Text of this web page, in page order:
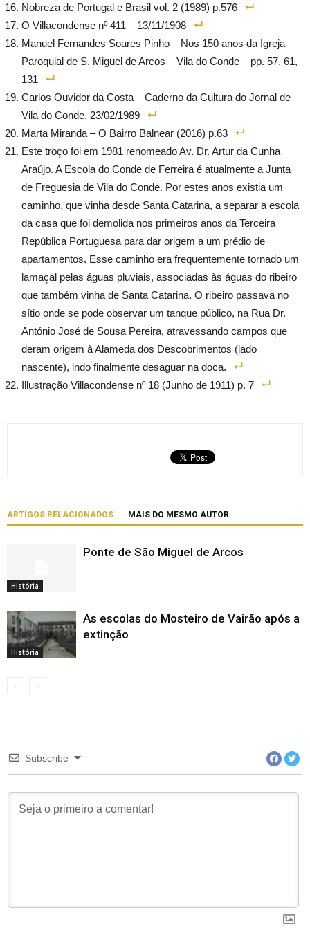
Nobreza de Portugal e Brasil vol. 2 (1989) p.576
O Villacondense nº 411 – 13/11/1908
Manuel Fernandes Soares Pinho – Nos 150 anos da Igreja
Paroquial de S. Miguel de Arcos – Vila do Conde – pp. 57, 61,
131
Carlos Ouvidor da Costa – Caderno da Cultura do Jornal de
Vila do Conde, 23/02/1989
Marta Miranda – O Bairro Balnear (2016) p.63
Este troço foi em 1981 renomeado Av. Dr. Artur da Cunha
Araújo. A Escola do Conde de Ferreira é atualmente a Junta
de Freguesia de Vila do Conde. Por estes anos existia um
caminho, que vinha desde Santa Catarina, a separar a escola
da casa que foi demolida nos primeiros anos da Terceira
República Portuguesa para dar origem a um prédio de
apartamentos. Esse caminho era frequentemente tornado um
lamaçal pelas águas pluviais, associadas às águas do ribeiro
que também vinha de Santa Catarina. O ribeiro passava no
sítio onde se pode observar um tanque público, na Rua Dr.
António José de Sousa Pereira, atravessando campos que
deram origem à Alameda dos Descobrimentos (lado
nascente), indo finalmente desaguar na doca.
Illustração Villacondense nº 18 (Junho de 1911) p. 7
ARTIGOS RELACIONADOS MAIS DO MESMO AUTOR
História
Ponte de São Miguel de Arcos
História
As escolas do Mosteiro de Vairão após a
extinção
Subscribe